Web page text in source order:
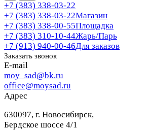
+7 (383) 338-03-22
+7 (383) 338-03-22Магазин
+7 (383) 338-00-55Площадка
+7 (383) 310-10-44Жарь/Парь
+7 (913) 940-00-46Для заказов
Заказать звонок
E-mail
moy_sad@bk.ru
office@moysad.ru
Адрес
630097, г. Новосибирск,
Бердское шоссе 4/1